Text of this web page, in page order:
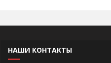
НАШИ КОНТАКТЫ